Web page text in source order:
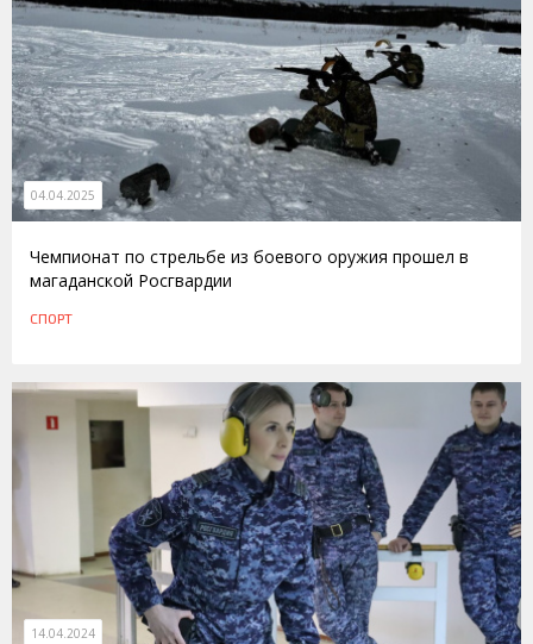
04.04.2025
Чемпионат по стрельбе из боевого оружия прошел в
магаданской Росгвардии
СПОРТ
14.04.2024